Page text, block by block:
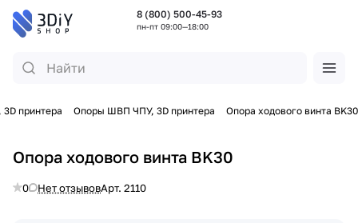
8 (800) 500-45-93
пн-пт 09:00—18:00
принтера Опоры ШВП ЧПУ, 3D принтера Опора ходового винта BK30
Опора ходового винта BK30
0 Нет отзывовАрт. 2110